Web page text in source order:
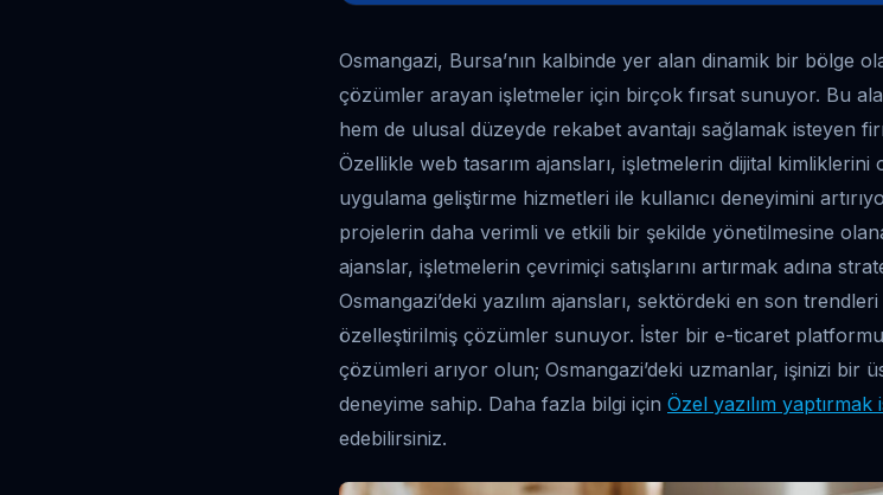
Osmangazi, Bursa’nın kalbinde yer alan dinamik bir bölge
çözümler arayan işletmeler için birçok fırsat sunuyor. Bu
hem de ulusal düzeyde rekabet avantajı sağlamak isteyen
Özellikle web tasarım ajansları, işletmelerin dijital
uygulama geliştirme hizmetleri ile kullanıcı deneyimini
projelerin daha verimli ve etkili bir şekilde yönetilmesine
ajanslar, işletmelerin çevrimiçi satışlarını artırmak adına
Osmangazi’deki yazılım ajansları, sektördeki en son
özelleştirilmiş çözümler sunuyor. İster bir e-ticaret platformu
çözümleri arıyor olun; Osmangazi’deki uzmanlar, işinizi bir
deneyime sahip. Daha fazla bilgi için Özel yazılım
edebilirsiniz.